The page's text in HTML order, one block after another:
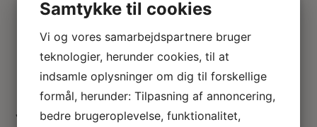
Japansk tepotte sæt
Samtykke til cookies
Vi og vores samarbejdspartnere bruger
teknologier, herunder cookies, til at
indsamle oplysninger om dig til forskellige
formål, herunder: Tilpasning af annoncering,
bedre brugeroplevelse, funktionalitet,